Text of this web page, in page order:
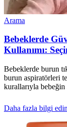
Arama
Bebeklerde
Kullanımı:
Bebeklerde burun
burun aspiratörleri
kurallarıyla bebeğin
Daha fazla bilgi